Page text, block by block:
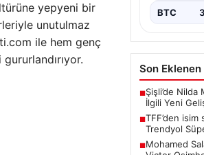
yepyeni bir
unutulmaz
ile hem genç
BTC
Son
■Şişli’de Nilda
İlgili Yeni
■TFF’den isim
Trendyol
■Mohamed